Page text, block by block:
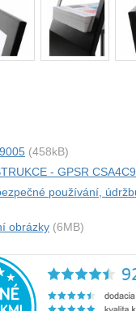
(458kB)
- GPSR
používání,
obrázky (6MB)